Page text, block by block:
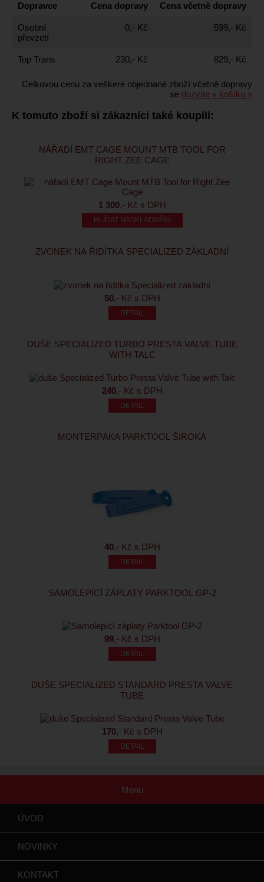
Dopravce Cena dopravy Cena včetně dopravy
Osobní
převzetí
0,- Kč 599,- Kč
Top Trans 230,- Kč 829,- Kč
Celkovou cenu za veškeré objednané zboží včetně dopravy
se dozvíte v košíku »
K tomuto zboží si zákazníci také koupili:
NÁŘADÍ EMT CAGE MOUNT MTB TOOL FOR
RIGHT ZEE CAGE
1 300,- Kč s DPH
HLÍDAT NASKLADNĚNÍ
ZVONEK NA ŘIDÍTKA SPECIALIZED ZÁKLADNÍ
50,- Kč s DPH
DUŠE SPECIALIZED TURBO PRESTA VALVE TUBE
WITH TALC
240,- Kč s DPH
MONTERPÁKA PARKTOOL ŠIROKÁ
40,- Kč s DPH
SAMOLEPÍCÍ ZÁPLATY PARKTOOL GP-2
99,- Kč s DPH
DUŠE SPECIALIZED STANDARD PRESTA VALVE
TUBE
170,- Kč s DPH
Menu
ÚVOD
NOVINKY
KONTAKT